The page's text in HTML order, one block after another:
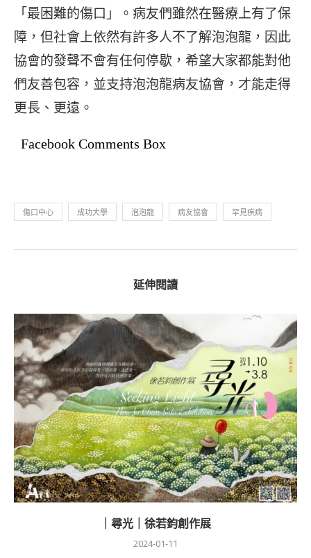
「最困難的傷口」。病友們雖然在醫療上有了保
障，但社會上依然有許多人不了解泡泡龍，因此
協會的發聲不會有任何停歇，希望大家都能對他
們友善包容，並支持泡泡龍病友協會，才能走得
更長、更遠。
Facebook Comments Box
傷口中心 成功大學 泡泡龍 病友協會 罕見疾病
延伸閱讀
｜尋光｜徐若鈞創作展
2024-01-11